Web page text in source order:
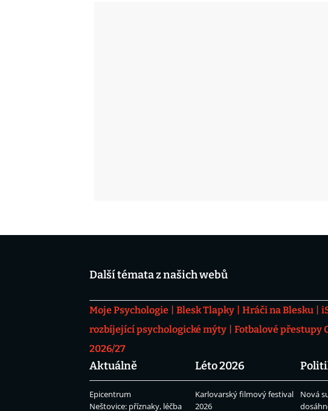
Další témata z našich webů
Moje Psychologie Blesk Tlapky Hráči na Blesku
rozbíjející psychologické mýty
Fotbalové přestupy
2026/27
Aktuálně
Epicentrum
Neštovice: příznaky, léčba
Léto 2026
Karlovarský filmový festival
2026
Nová